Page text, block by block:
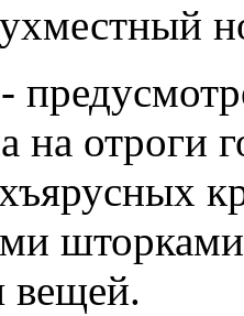
на отроги
вещей.